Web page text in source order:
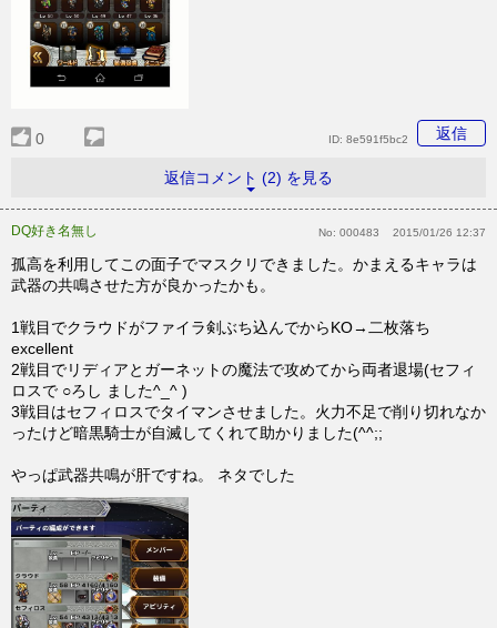
0 返信
ID: 8e591f5bc2
返信コメント (2) を見る
DQ好き名無し No: 000483 2015/01/26 12:37
孤高を利用してこの面子でマスクリできました。かまえるキャラは
武器の共鳴させた方が良かったかも。
1戦目でクラウドがファイラ剣ぶち込んでからKO→二枚落ち
excellent
2戦目でリディアとガーネットの魔法で攻めてから両者退場(セフィ
ロスで ○ろし ました^_^ )
3戦目はセフィロスでタイマンさせました。火力不足で削り切れなか
ったけど暗黒騎士が自滅してくれて助かりました(^^;;
やっぱ武器共鳴が肝ですね。 ネタでした